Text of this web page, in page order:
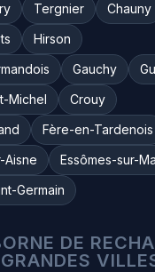
Tergnier
Chauny
Hirson
Gauchy
Michel
Crouy
Fère-en-Tardenois
Aisne
Essômes-sur-
Germain
DE